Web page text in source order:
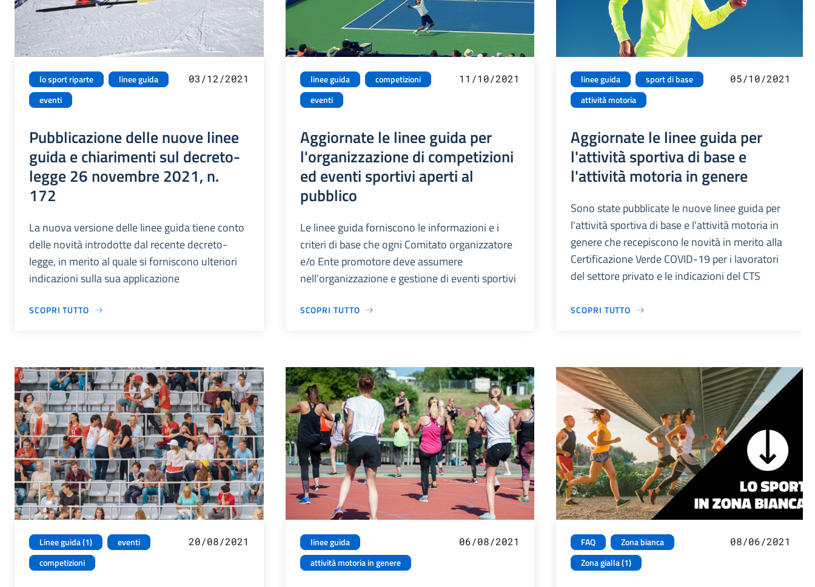
lo sport riparte
linee guida
eventi
03/12/2021
Pubblicazione delle nuove linee
guida e chiarimenti sul decreto-
legge 26 novembre 2021, n.
172
La nuova versione delle linee guida tiene conto
delle novità introdotte dal recente decreto-
legge, in merito al quale si forniscono ulteriori
indicazioni sulla sua applicazione
SCOPRI TUTTO
linee guida
competizioni
eventi
11/10/2021
Aggiornate le linee guida per
l'organizzazione di competizioni
ed eventi sportivi aperti al
pubblico
Le linee guida forniscono le informazioni e i
criteri di base che ogni Comitato organizzatore
e/o Ente promotore deve assumere
nell’organizzazione e gestione di eventi sportivi
SCOPRI TUTTO
linee guida
sport di base
attività motoria
05/10/2021
Aggiornate le linee guida per
l'attività sportiva di base e
l'attività motoria in genere
Sono state pubblicate le nuove linee guida per
l'attività sportiva di base e l'attività motoria in
genere che recepiscono le novità in merito alla
Certificazione Verde COVID-19 per i lavoratori
del settore privato e le indicazioni del CTS
SCOPRI TUTTO
Linee guida (1)
eventi
competizioni
20/08/2021
linee guida
attività motoria in genere
06/08/2021 FAQ
Zona bianca
Zona gialla (1)
08/06/2021